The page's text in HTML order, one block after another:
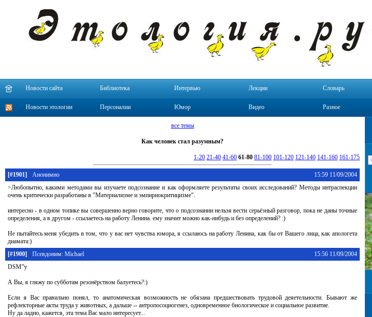
Новости сайта Библиотека Интервью Лекции Словарь
Новости этологии Персоналии Юмор Видео Разное
все темы
Как человек стал разумным?
1-20 21-40 41-60 61-80 81-100 101-120 121-140 141-160 161-175
[#1901] Анонимно
15:59 11/09/2004
>Любопытно, какими методами вы изучаете подсознание и как оформляете результаты своих исследований? Методы интраспекции
очень критически разработаны в "Материализме и эмпириокритицизме".
интересно - в одном топике вы совершенно верно говорите, что о подсознании нельзя вести серьёзный разговор, пока не даны точные
определения, а в другом - ссылаетесь на работу Ленина. ему значит можно как-нибудь и без определений? :)
Не пытайтесь меня убедить в том, что у вас нет чувства юмора, я ссылаюсь на работу Ленина, как бы от Вашего лица, как апологета
диамата:)
[#1900]
Псевдоним: Michael
15:56 11/09/2004
DSM”у
А Вы, я гляжу по субботам резонёрством балуетесь?:)
Если я Вас правильно понял, то анатомическая возможность не обязана предшествовать трудовой деяетельности. Бывают же
рефлекторные акты труда у животных, а дальше -- антропосоциогенез, одновременное биологическое и социальное развитие.
Ну да ладно, кажется, эта тема Вас мало интересует...